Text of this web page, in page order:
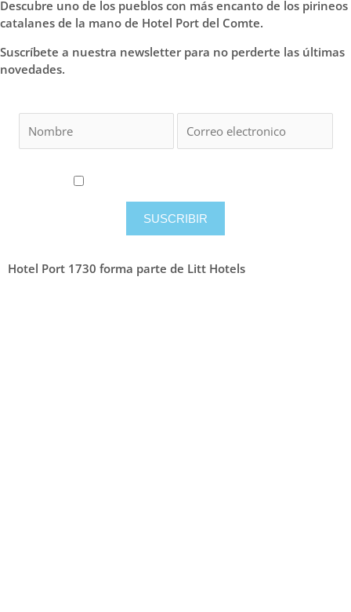
Descubre uno de los pueblos con más encanto de los pirineos
catalanes de la mano de Hotel Port del Comte.
Suscríbete a nuestra newsletter para no perderte las últimas
novedades.
Acepto los
Hotel Port 1730 forma parte de Litt Hotels